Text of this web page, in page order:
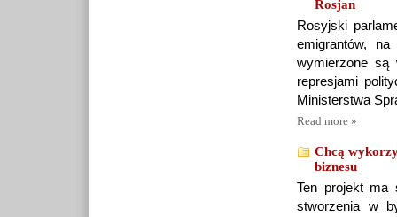
Rosjan
Rosyjski
emigrantów,
wymierzone są
represjami
Ministerstwa
Read more »
Chcą
biznesu
Ten projekt ma
stworzenia w